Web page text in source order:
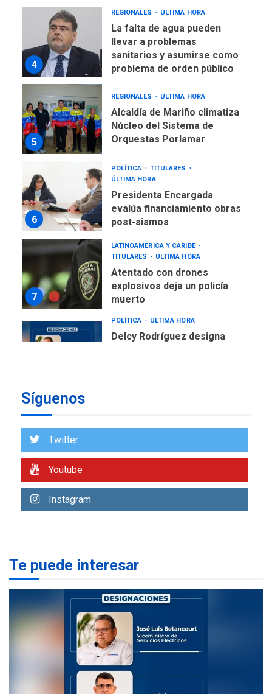
5
REGIONALES ÚLTIMA HORA
Alcaldía de Mariño climatiza
Núcleo del Sistema de
Orquestas Porlamar
6
Presidenta Encargada
evalúa financiamiento obras
post-sismos
7
TITULARES
ÚLTIMA HORA
Atentado con drones
explosivos deja un policía
muerto
1
Delcy Rodríguez designa
nuevo presidente de
Corpoelec y nuevo
viceministro de Servicios
Eléctricos
DEPORTES
TITULARES
ÚLTIMA HORA
3
5
REGIONALES
Núcleo del Sistema de
Orquestas Porlamar
Síguenos
Twitter
Youtube
Instagram
Te puede interesar